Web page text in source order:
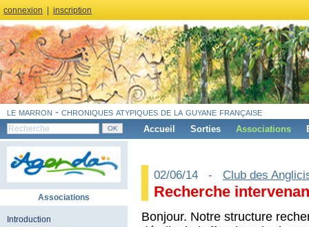
connexion inscription
le marron - chroniques atypiques de la guyane française
Accueil Sorties Associations
Associations
Introduction
02/06/14 - Club des
Recherche
Bonjour. Notre structure